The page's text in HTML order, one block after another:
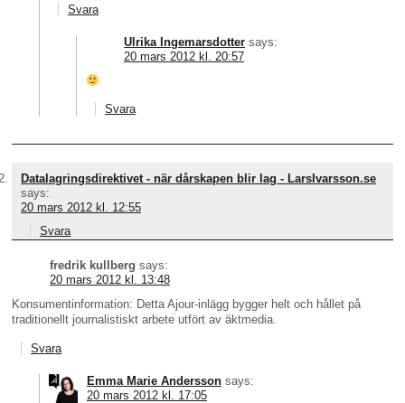
Svara
Ulrika Ingemarsdotter says:
20 mars 2012 kl. 20:57
Svara
Datalagringsdirektivet - när dårskapen blir lag - LarsIvarsson.se
says:
20 mars 2012 kl. 12:55
Svara
fredrik kullberg says:
20 mars 2012 kl. 13:48
Konsumentinformation: Detta Ajour-inlägg bygger helt och hållet på
traditionellt journalistiskt arbete utfört av äktmedia.
Svara
Emma Marie Andersson says:
20 mars 2012 kl. 17:05